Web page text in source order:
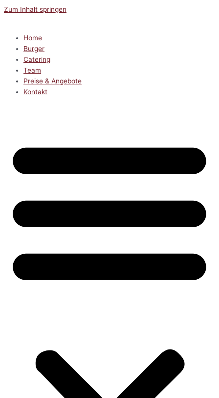
Zum Inhalt springen
Home
Burger
Catering
Team
Preise & Angebote
Kontakt